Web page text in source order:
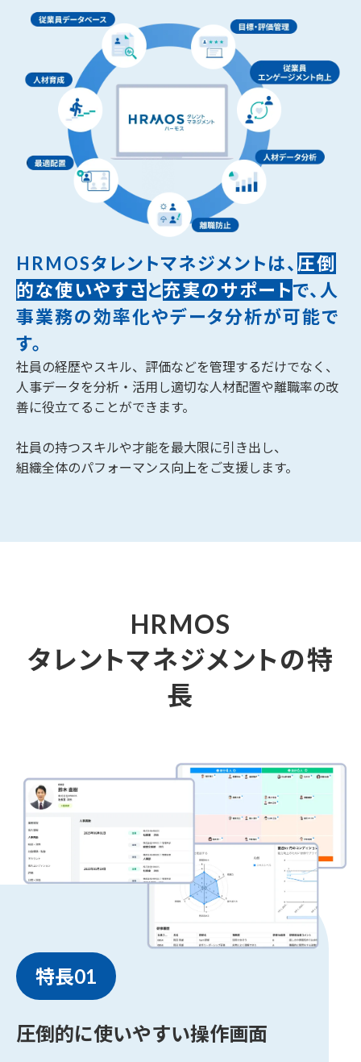
HRMOSタレントマネジメントは、 圧倒
的な使いやすさと充実のサポートで、 人
事業務の効率化やデータ分析が可能で
す。
社員の経歴やスキル、評価などを管理するだけでなく、
人事データを分析・活用し適切な人材配置や離職率の改
善に役立てることができます。
社員の持つスキルや才能を最大限に引き出し、
組織全体のパフォーマンス向上をご支援します。
HRMOS
タレントマネジメントの特
長
特長01
圧倒的に使いやすい操作画面